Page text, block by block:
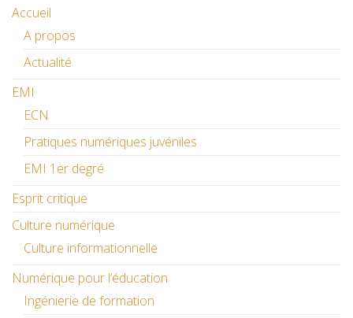
Accueil
A propos
Actualité
EMI
ECN
Pratiques numériques juvéniles
EMI 1er degré
Esprit critique
Culture numérique
Culture informationnelle
Numérique pour l’éducation
Ingénierie de formation